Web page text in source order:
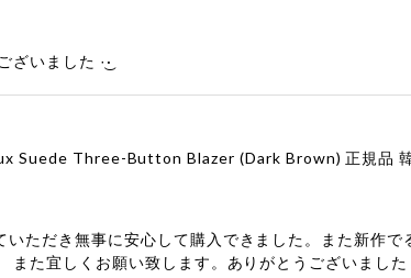
ざいました‪ ·͜·
いただき無事に安心して購入できました。また新作で
また宜しくお願い致します。ありがとうございました